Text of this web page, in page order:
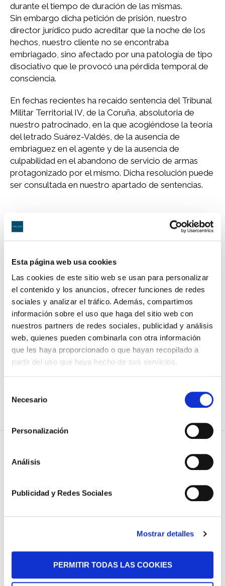
Esta página web usa cookies
Las cookies de este sitio web se usan para personalizar
el contenido y los anuncios, ofrecer funciones de redes
sociales y analizar el tráfico. Además, compartimos
información sobre el uso que haga del sitio web con
nuestros partners de redes sociales, publicidad y análisis
web, quienes pueden combinarla con otra información
que les haya proporcionado o que hayan recopilado a
partir del uso que haya hecho de sus servicios.
Necesario
Personalización
Análisis
Publicidad y Redes Sociales
Mostrar detalles
PERMITIR TODAS LAS COOKIES
durante el tiempo de duración de las mismas.
Sin embargo dicha petición de prisión, nuestro
director jurídico pudo acreditar que la noche de los
hechos, nuestro cliente no se encontraba
embriagado, sino afectado por una patología de tipo
disociativo que le provocó una pérdida temporal de
consciencia.
En fechas recientes ha recaído sentencia del Tribunal
Militar Territorial IV, de la Coruña, absolutoria de
nuestro patrocinado, en la que acogiéndose la teoría
del letrado Suárez-Valdés, de la ausencia de
embriaguez en el agente y de la ausencia de
culpabilidad en el abandono de servicio de armas
protagonizado por el mismo. Dicha resolución puede
ser consultada en nuestro apartado de sentencias.
Facebook
ejecutar actos o demostraciones con tendencia a
maltratar de obra a un superior: el Tribunal Militar
Territorial Segundo condena a un legionario por
amagar con agredir a su sargento.